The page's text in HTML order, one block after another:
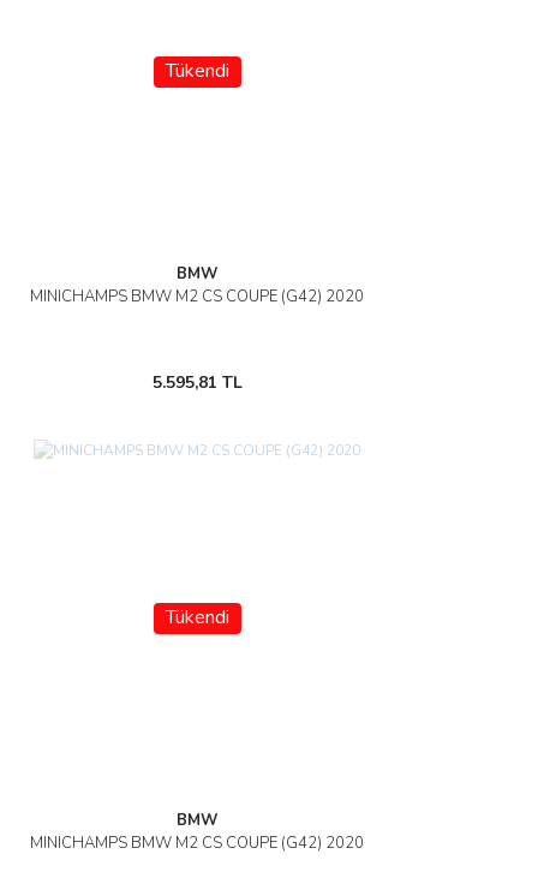
Tükendi
BMW
MINICHAMPS BMW M2 CS COUPE (G42) 2020
5.595,81 TL
Tükendi
BMW
MINICHAMPS BMW M2 CS COUPE (G42) 2020